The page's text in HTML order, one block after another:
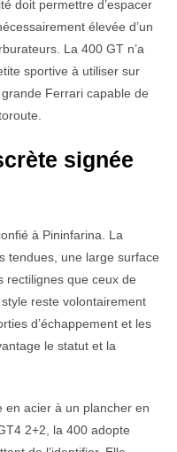
doit permettre d’espacer
élevée d’un
La 400 GT n’a
sportive à utiliser sur
Ferrari capable de
signée
à Pininfarina. La
tendues, une large surface
rectilignes que ceux de
reste volontairement
d’échappement et les
le statut et la
en acier à un plancher en
2+2, la 400 adopte